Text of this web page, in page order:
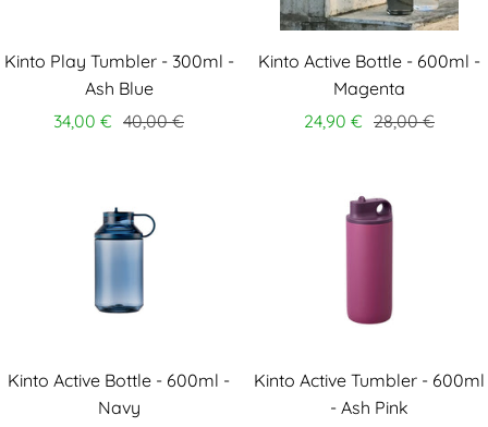
Kinto Play Tumbler - 300ml -
Ash Blue
34,00 € 40,00 €
Kinto Active Bottle - 600ml -
Magenta
24,90 € 28,00 €
Kinto Active Bottle - 600ml -
Navy
Kinto Active Tumbler - 600ml
- Ash Pink